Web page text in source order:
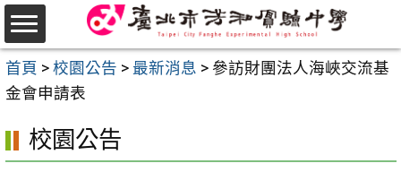
跳
至
主
要
區
首頁 > 校園公告 > 最新消息 > 參訪財團法人海峽交流基
金會申請表
校園公告
選
單